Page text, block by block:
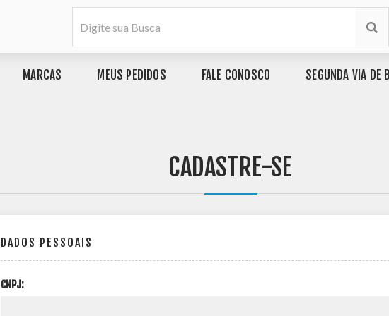
MARCAS MEUS PEDIDOS FALE CONOSCO SEGUNDA VIA DE
CADASTRE-SE
DADOS PESSOAIS
CNPJ: